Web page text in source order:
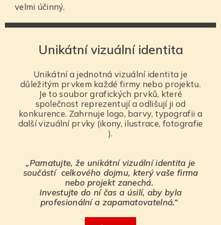
velmi účinný.
Unikátní vizuální identita
Unikátní a jednotná vizuální identita je
důležitým prvkem každé firmy nebo projektu.
Je to soubor grafických prvků, které
společnost reprezentují a odlišují ji od
konkurence. Zahrnuje logo, barvy, typografii a
další vizuální prvky (ikony, ilustrace, fotografie
).
„Pamatujte, že unikátní vizuální identita je
součástí celkového dojmu, který vaše firma
nebo projekt zanechá.
Investujte do ní čas a úsilí, aby byla
profesionální a zapamatovatelná.“